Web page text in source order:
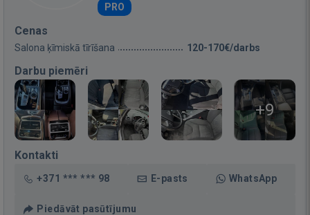
PRO
Cenas
Salona ķīmiskā tīrīšana 120-170€/darbs
Darbu piemēri
+9
Kontakti
+371 *** *** 98 E-pasts WhatsApp
Piedāvāt pasūtījumu